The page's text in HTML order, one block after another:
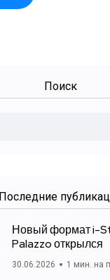
Поиск
Последние
Новый формат i-
Palazzo открылся
30.06.2026 1 мин. на